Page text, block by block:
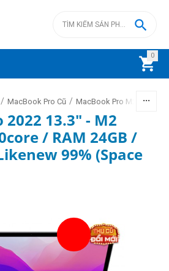
0


/ MacBook Pro Cũ / MacBook Pro M2 cũ
2022 13.3" - M2
/ RAM 24GB /
99% (Space